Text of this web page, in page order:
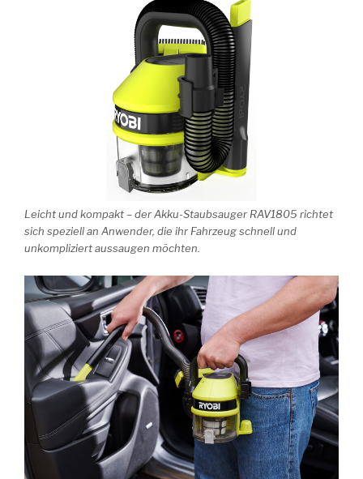
Leicht und kompakt – der Akku-Staubsauger RAV1805 richtet
sich speziell an Anwender, die ihr Fahrzeug schnell und
unkompliziert aussaugen möchten.